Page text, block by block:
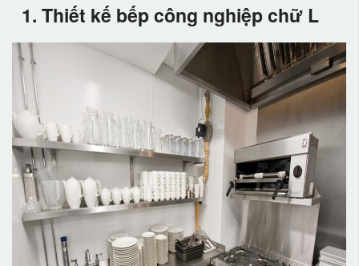
1. Thiết kế bếp công nghiệp chữ L